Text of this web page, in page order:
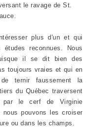
le ravage de St.
plus d'un et qui
reconnues. Nous
il se dit bien des
toujours vraies et qui en
ternir faussement la
du Québec traversent
par le cerf de Virginie
pouvons les croiser
ou dans les champs.